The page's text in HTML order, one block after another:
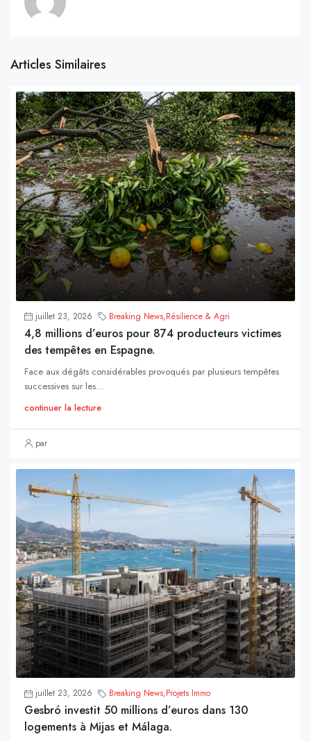
Articles Similaires
juillet 23, 2026 Breaking News,Résilience & Agri
4,8 millions d’euros pour 874 producteurs victimes
des tempêtes en Espagne.
Face aux dégâts considérables provoqués par plusieurs tempêtes
successives sur les...
continuer la lecture
par
juillet 23, 2026 Breaking News,Projets Immo
Gesbró investit 50 millions d’euros dans 130
logements à Mijas et Málaga.